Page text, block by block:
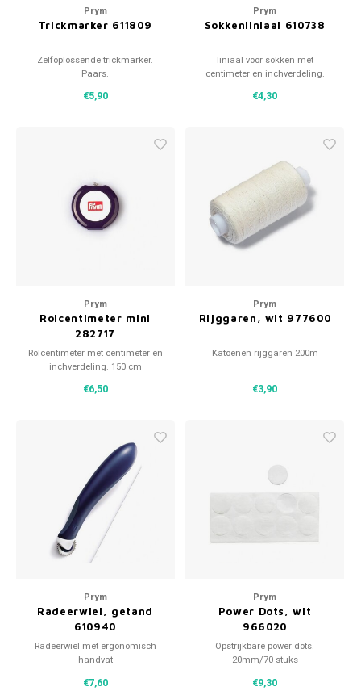
Prym
Trickmarker 611809
Zelfoplossende trickmarker.
Paars.
€5,90
Prym
Sokkenliniaal 610738
liniaal voor sokken met
centimeter en inchverdeling.
€4,30
Prym
Rolcentimeter mini
282717
Rolcentimeter met centimeter en
inchverdeling. 150 cm
€6,50
Prym
Rijggaren, wit 977600
Katoenen rijggaren 200m
€3,90
Prym
Radeerwiel, getand
610940
Radeerwiel met ergonomisch
handvat
€7,60
Prym
Power Dots, wit
966020
Opstrijkbare power dots.
20mm/70 stuks
€9,30